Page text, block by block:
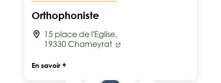
Orthophoniste
15 place de l'Eglise,
19330 Chameyrat
En savoir +